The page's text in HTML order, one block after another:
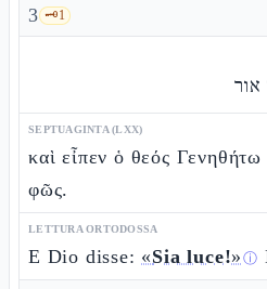
3 🗝️1
אור
SEPTUAGINTA (LXX)
καὶ εἶπεν ὁ θεός
φῶς.
LETTURA ORTODOSSA
E Dio disse: «Sia luce!» ⓘ